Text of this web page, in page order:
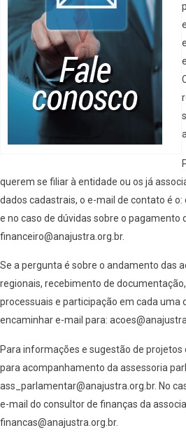
querem se filiar à entidade ou os já
dados cadastrais, o e-mail de contato é
e no caso de dúvidas sobre o pagamento
financeiro@anajustra.org.br.
Se a pergunta é sobre o andamento das
regionais, recebimento de
processuais e participação em cada uma
encaminhar e-mail para:
Para informações e sugestão de projetos
para acompanhamento da assessoria
ass_parlamentar@anajustra.org.br. No
e-mail do consultor de finanças da
financas@anajustra.org.br.